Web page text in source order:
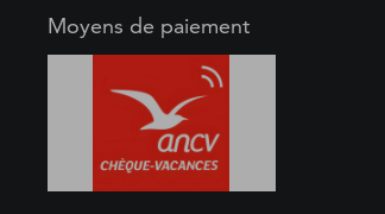
Moyens de paiement